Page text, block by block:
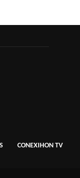
CONEXIHON TV